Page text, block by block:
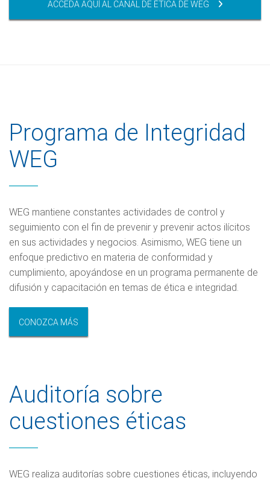
ACCEDA AQUÍ AL CANAL DE ÉTICA DE WEG
Programa de Integridad
WEG
WEG mantiene constantes actividades de control y
seguimiento con el fin de prevenir y prevenir actos ilícitos
en sus actividades y negocios. Asimismo, WEG tiene un
enfoque predictivo en materia de conformidad y
cumplimiento, apoyándose en un programa permanente de
difusión y capacitación en temas de ética e integridad.
CONOZCA MÁS
Auditoría sobre
cuestiones éticas
WEG realiza auditorías sobre cuestiones éticas, incluyendo